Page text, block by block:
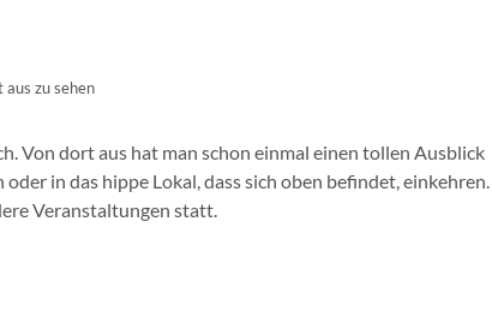
aus zu sehen
Von dort aus hat man schon einmal einen tollen Ausblick
in das hippe Lokal, dass sich oben befindet, einkehren.
Veranstaltungen statt.